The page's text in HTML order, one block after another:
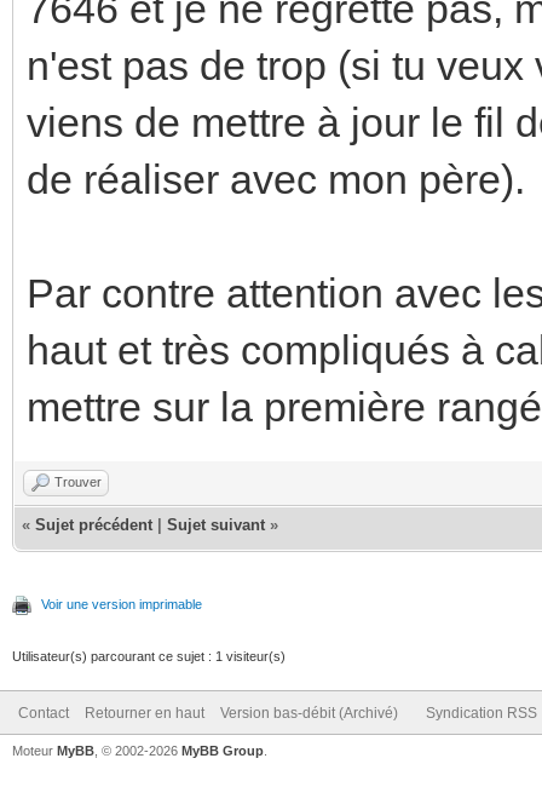
n'est pas de trop (si tu
viens de mettre à jour le fil
de réaliser avec mon père).
Par contre attention avec
haut et très compliqués à
mettre sur la première
Trouver
« Sujet précédent Sujet suivant »
Voir une version imprimable
Utilisateur(s) parcourant ce sujet : 1 visiteur(s)
Contact Retourner en haut Version bas-débit (Archivé) Syndication RSS
Moteur MyBB , © 2002-2026 MyBB Group